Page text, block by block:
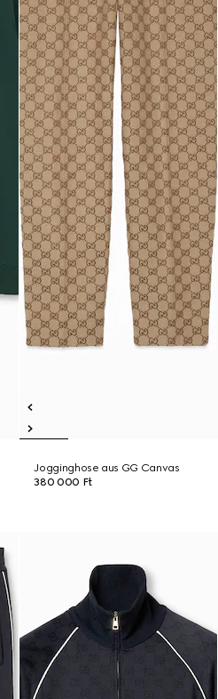
Jogginghose aus GG Canvas
380 000 Ft